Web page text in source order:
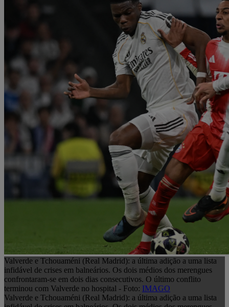
Valverde e Tchouaméni (Real Madrid): a última adição a uma lista
infidável de crises em balneários. Os dois médios dos merengues
confrontaram-se em dois dias consecutivos. O último conflito
terminou com Valverde no hospital - Foto: IMAGO
Valverde e Tchouaméni (Real Madrid): a última adição a uma lista